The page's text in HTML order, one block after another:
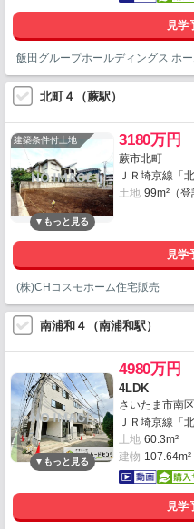
見学
飯田グループホールディングス ホ
北町４（蕨駅）
建築条件付土地 3180万円
蕨市北町
ＪＲ埼京線「
土地 99m²（登
見学
(株)CHコスモホーム住宅販売
南浦和４（南浦和駅）
4980万円
4LDK
さいたま市南
ＪＲ埼京線「
土地 60.3m²
建物 107.64m²
見学